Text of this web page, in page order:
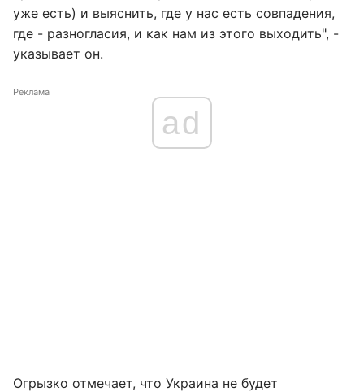
уже есть) и выяснить, где у нас есть совпадения,
где - разногласия, и как нам из этого выходить", -
указывает он.
Реклама
ad
Огрызко отмечает, что Украина не будет